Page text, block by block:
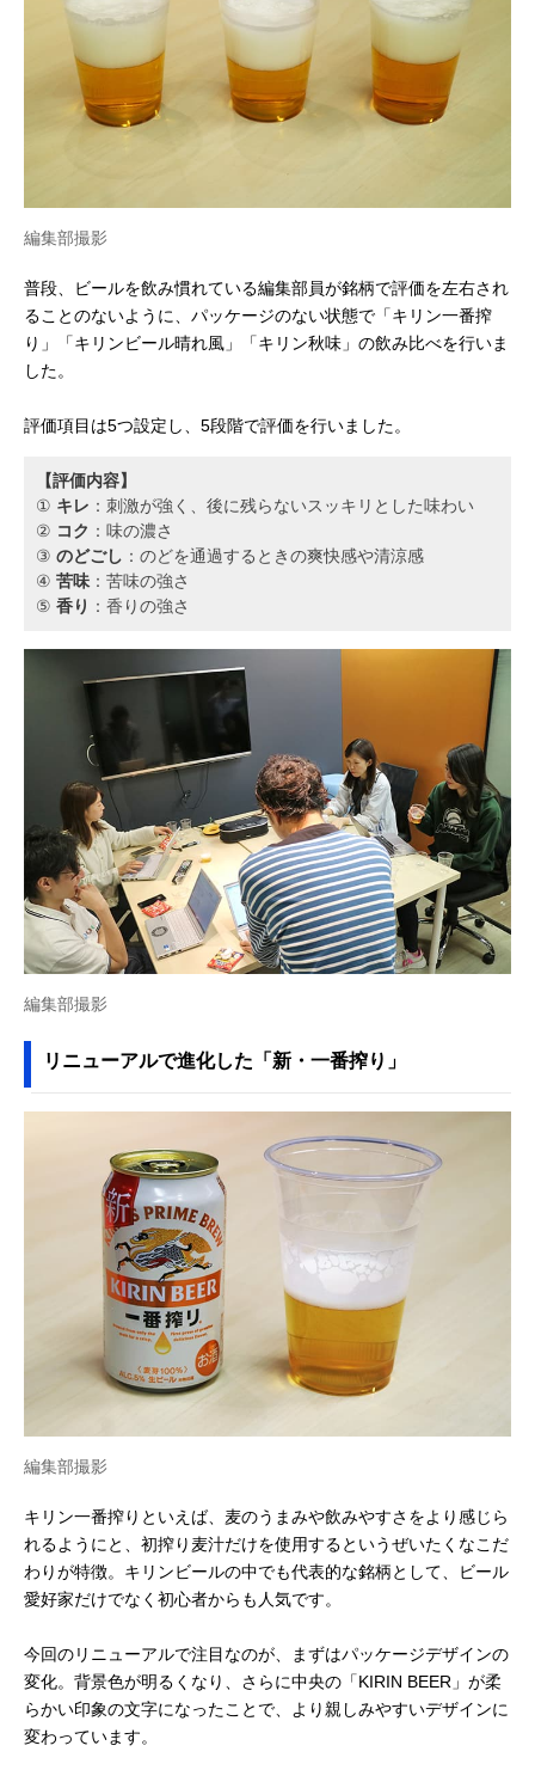
編集部撮影
普段、ビールを飲み慣れている編集部員が銘柄で評価を左右され
ることのないように、パッケージのない状態で「キリン一番搾
り」「キリンビール晴れ風」「キリン秋味」の飲み比べを行いま
した。
評価項目は5つ設定し、5段階で評価を行いました。
【評価内容】
① キレ ：刺激が強く、後に残らないスッキリとした味わい
② コク ：味の濃さ
③ のどごし ：のどを通過するときの爽快感や清涼感
④ 苦味 ：苦味の強さ
⑤ 香り ：香りの強さ
編集部撮影
リニューアルで進化した「新・一番搾り」
編集部撮影
キリン一番搾りといえば、麦のうまみや飲みやすさをより感じら
れるようにと、初搾り麦汁だけを使用するというぜいたくなこだ
わりが特徴。キリンビールの中でも代表的な銘柄として、ビール
愛好家だけでなく初心者からも人気です。
今回のリニューアルで注目なのが、まずはパッケージデザインの
変化。背景色が明るくなり、さらに中央の「KIRIN BEER」が柔
らかい印象の文字になったことで、より親しみやすいデザインに
変わっています。